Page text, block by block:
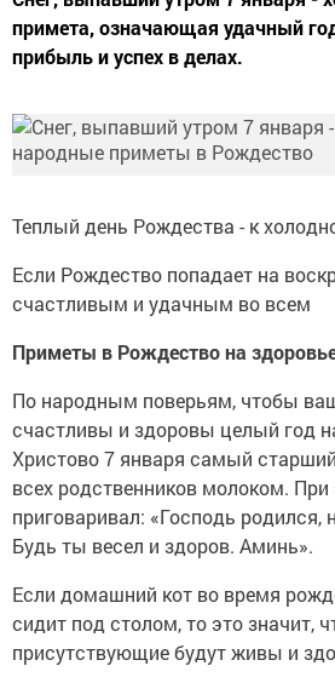
примета, означающая удачный
прибыль и успех в делах.
Теплый день Рождества - к
Если Рождество попадает на
счастливым и удачным во всем
Приметы в Рождество на
По народным поверьям, чтобы
счастливы и здоровы целый год
Христово 7 января самый
всех родственников молоком.
приговаривал: «Господь родился,
Будь ты весел и здоров. Аминь».
Если домашний кот во время
сидит под столом, то это значит,
присутствующие будут живы и